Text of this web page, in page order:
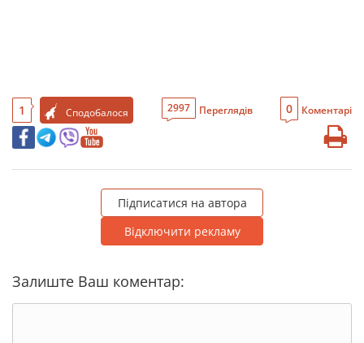
1 Сподобалося 2997 Переглядів 0 Коментарі
Підписатися на автора
Відключити рекламу
Залиште Ваш коментар: